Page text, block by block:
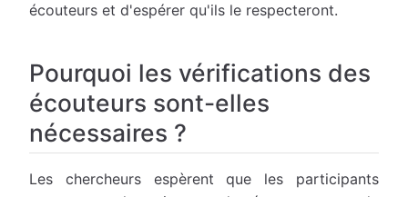
écouteurs et d'espérer qu'ils le respecteront.
Pourquoi les vérifications des
écouteurs sont-elles
nécessaires ?
Les chercheurs espèrent que les participants